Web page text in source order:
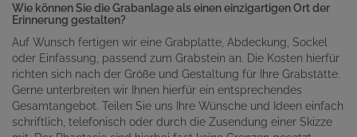
Wie können Sie die Grabanlage als einen einzigartigen Ort der
Erinnerung gestalten?
Auf Wunsch fertigen wir eine Grabplatte, Abdeckung, Sockel
oder Einfassung, passend zum Grabstein an. Die Kosten hierfür
richten sich nach der Größe und Gestaltung für Ihre Grabstätte.
Gerne unterbreiten wir Ihnen hierfür ein entsprechendes
Gesamtangebot. Teilen Sie uns Ihre Wünsche und Ideen einfach
schriftlich, telefonisch oder durch die Zusendung einer Skizze